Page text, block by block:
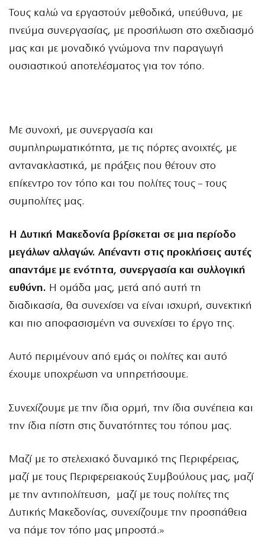
Τους καλώ να εργαστούν μεθοδικά, υπεύθυνα, με
πνεύμα συνεργασίας, με προσήλωση στο σχεδιασμό
μας και με μοναδικό γνώμονα την παραγωγή
ουσιαστικού αποτελέσματος για τον τόπο.
Με συνοχή, με συνεργασία και
συμπληρωματικότητα, με τις πόρτες ανοιχτές, με
αντανακλαστικά, με πράξεις που θέτουν στο
επίκεντρο τον τόπο και του πολίτες τους – τους
συμπολίτες μας.
Η Δυτική Μακεδονία βρίσκεται σε μια περίοδο
μεγάλων αλλαγών. Απέναντι στις προκλήσεις αυτές
απαντάμε με ενότητα, συνεργασία και συλλογική
ευθύνη. Η ομάδα μας, μετά από αυτή τη
διαδικασία, θα συνεχίσει να είναι ισχυρή, συνεκτική
και πιο αποφασισμένη να συνεχίσει το έργο της.
Αυτό περιμένουν από εμάς οι πολίτες και αυτό
έχουμε υποχρέωση να υπηρετήσουμε.
Συνεχίζουμε με την ίδια ορμή, την ίδια συνέπεια και
την ίδια πίστη στις δυνατότητες του τόπου μας.
Μαζί με το στελεχιακό δυναμικό της Περιφέρειας,
μαζί με τους Περιφερειακούς Συμβούλους μας, μαζί
με την αντιπολίτευση, μαζί με τους πολίτες της
Δυτικής Μακεδονίας, συνεχίζουμε την προσπάθεια
να πάμε τον τόπο μας μπροστά.»